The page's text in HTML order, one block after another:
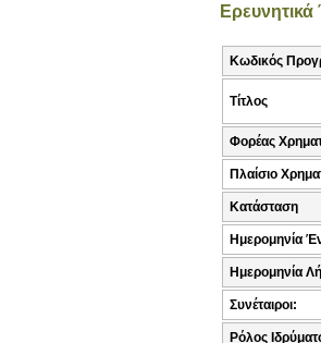
Κωδικός
Τίτλος
Φορέας
Πλαίσιο
Κατάσταση
Ημερομηνία
Ημερομηνία
Συνέταιροι:
Ρόλος